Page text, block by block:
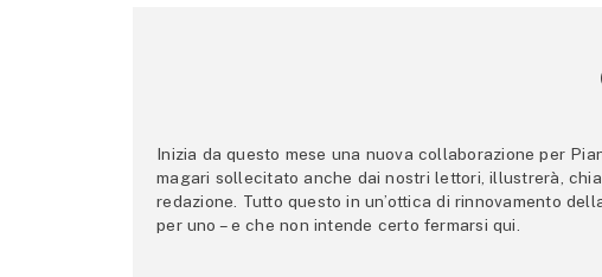
Inizia da questo mese una nuova collaborazione per
magari sollecitato anche dai nostri lettori, illustrerà,
redazione. Tutto questo in un’ottica di rinnovamento
per uno – e che non intende certo fermarsi qui.